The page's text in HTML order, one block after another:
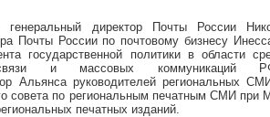
генеральный директор Почты России
Почты России по почтовому бизнесу
государственной политики в области
и массовых коммуникаций
Альянса руководителей региональных
совета по региональным печатным СМИ при
печатных изданий.